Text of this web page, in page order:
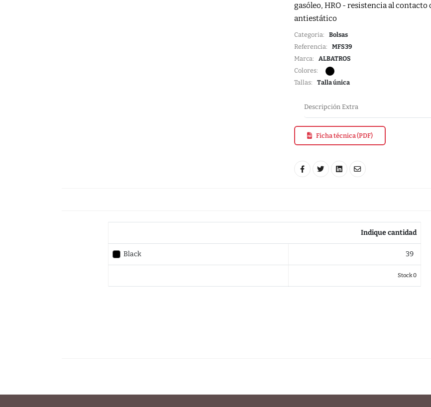
gasóleo, HRO - resistencia al contacto
antiestático
Categoria: Bolsas
Referencia: MFS39
Marca: ALBATROS
Colores:
Tallas: Talla única
Descripción Extra
Ficha técnica (PDF)
Indique cantidad
Black 39
Stock 0